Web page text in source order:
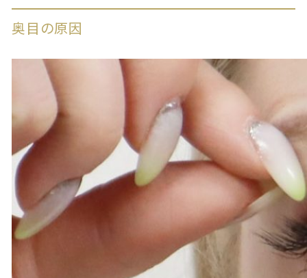
奥目の原因